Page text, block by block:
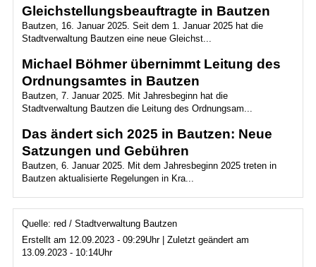
Gleichstellungsbeauftragte in Bautzen
Bautzen, 16. Januar 2025. Seit dem 1. Januar 2025 hat die
Stadtverwaltung Bautzen eine neue Gleichst...
Michael Böhmer übernimmt Leitung des
Ordnungsamtes in Bautzen
Bautzen, 7. Januar 2025. Mit Jahresbeginn hat die
Stadtverwaltung Bautzen die Leitung des Ordnungsam...
Das ändert sich 2025 in Bautzen: Neue
Satzungen und Gebühren
Bautzen, 6. Januar 2025. Mit dem Jahresbeginn 2025 treten in
Bautzen aktualisierte Regelungen in Kra...
Quelle: red / Stadtverwaltung Bautzen
Erstellt am 12.09.2023 - 09:29Uhr | Zuletzt geändert am
13.09.2023 - 10:14Uhr